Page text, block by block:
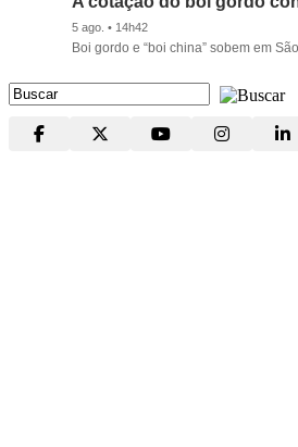
5 ago. • 14h42
Boi gordo e “boi china” sobem em